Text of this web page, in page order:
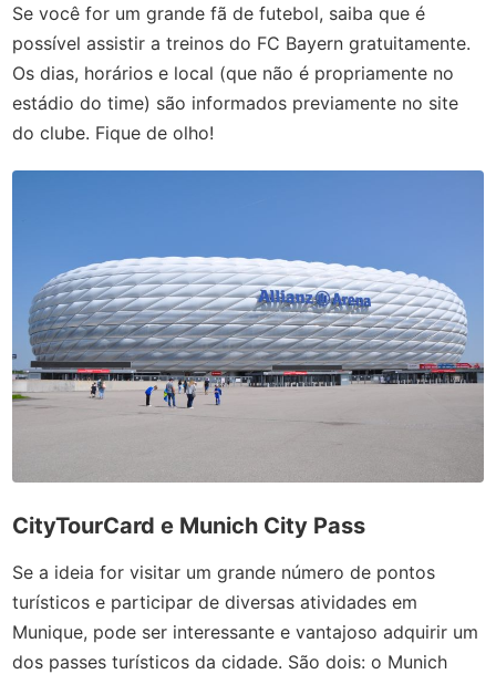
Se você for um grande fã de futebol, saiba que é
possível assistir a treinos do FC Bayern gratuitamente.
Os dias, horários e local (que não é propriamente no
estádio do time) são informados previamente no site
do clube. Fique de olho!
CityTourCard e Munich City Pass
Se a ideia for visitar um grande número de pontos
turísticos e participar de diversas atividades em
Munique, pode ser interessante e vantajoso adquirir um
dos passes turísticos da cidade. São dois: o Munich